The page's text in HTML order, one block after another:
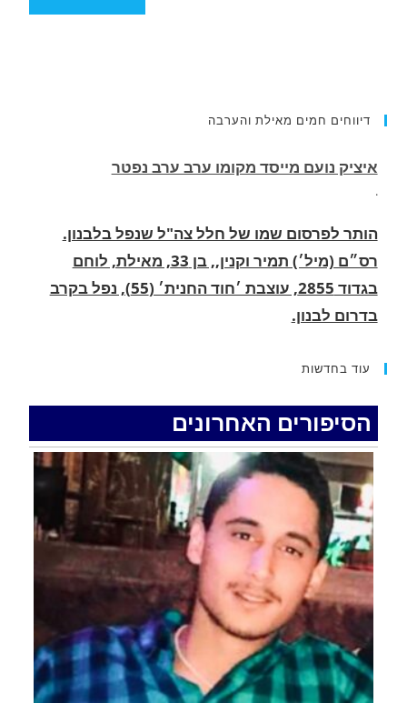
דיווחים חמים מאילת והערבה
הותר לפרסום שמו של חלל צה"ל שנפל בלבנון.
בגדוד 2855, עוצבת ׳חוד החנית׳ (55), נפל בקרב
בדרום לבנון.
.
החופשה המשפחתית שהפכה למסע גניבות: הוגשו
למסע גניבות באילת.
האדמה רועדת- סדרת רעידות אדמה בחצי האי סיני
רעידת אדמה הורגשה באילת
איציק נועם מייסד מקומו ערב ערב נפטר
עוד בחדשות
הסיפורים האחרונים